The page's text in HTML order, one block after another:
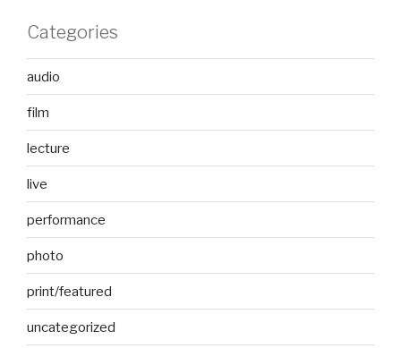
Categories
audio
film
lecture
live
performance
photo
print/featured
uncategorized